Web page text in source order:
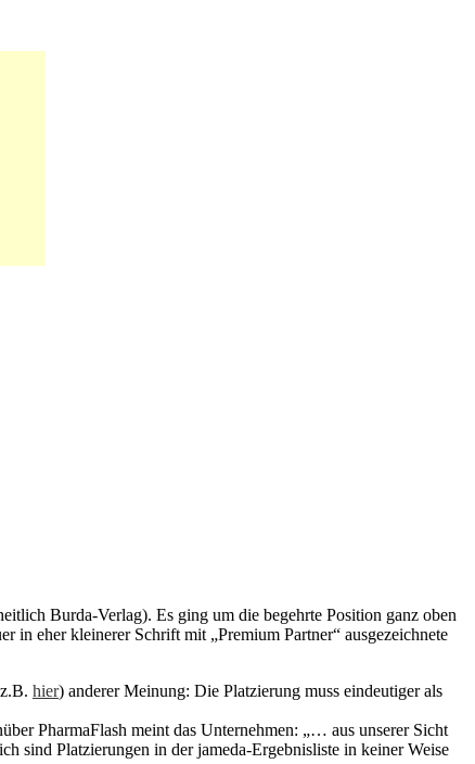
Burda-Verlag). Es ging um die begehrte Position ganz oben
in eher kleinerer Schrift mit „Premium Partner“ ausgezeichnete
hier) anderer Meinung: Die Platzierung muss eindeutiger als
PharmaFlash meint das Unternehmen: „… aus unserer Sicht
sind Platzierungen in der jameda-Ergebnisliste in keiner Weise